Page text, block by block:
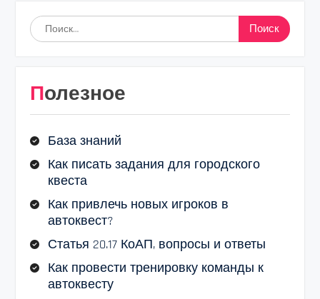
Найти:
Полезное
База знаний
Как писать задания для городского
квеста
Как привлечь новых игроков в
автоквест?
Статья 20.17 КоАП, вопросы и ответы
Как провести тренировку команды к
автоквесту